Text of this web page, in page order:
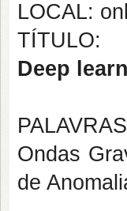
LOCAL:
TÍTULO:
Deep
Ondas
de